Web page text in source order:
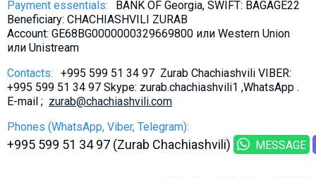
Payment essentials:
BANK OF Georgia, SWIFT: BAGAGE22
Beneficiary: CHACHIASHVILI ZURAB
Account: GE68BG0000000329669800 или Western Union
или Unistream
Contacts:
+995 599 51 34 97 Zurab Chachiashvili VIBER:
+995 599 51 34 97 Skype: zurab.chachiashvili1 ,WhatsApp .
E-mail ; zurab@chachiashvili.com
Phones (WhatsApp, Viber, Telegram):
+995 599 51 34 97 (Zurab Chachiashvili) MESSAGE
GEORGIA
About Georgia
Visas
What to drink?
Local money
Mobile phones